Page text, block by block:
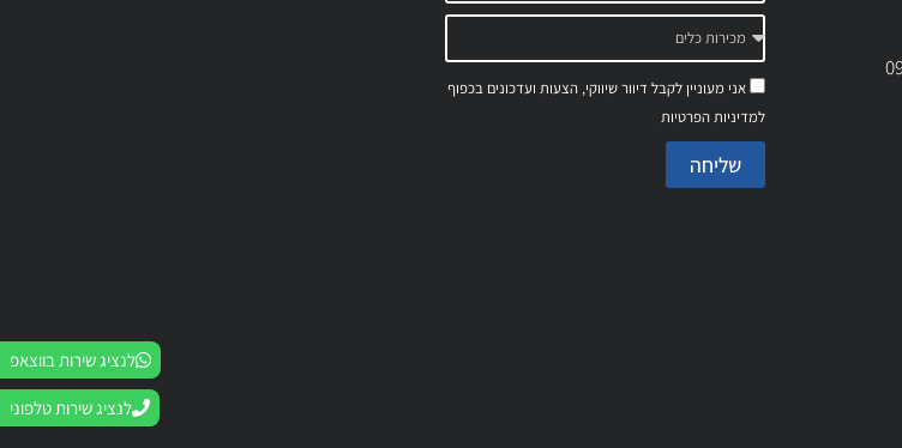
אני מעוניין לקבל דיוור שיווקי, הצעות ועדכונים בכפוף
למדיניות הפרטיות
שליחה
לנציג שירות בווצאפ
לנציג שירות טלפוני